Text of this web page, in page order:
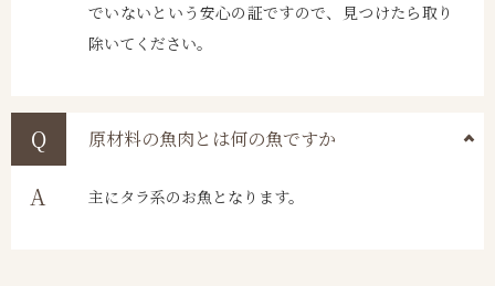
でいないという安心の証ですので、見つけたら取り
除いてください。
原材料の魚肉とは何の魚ですか
主にタラ系のお魚となります。